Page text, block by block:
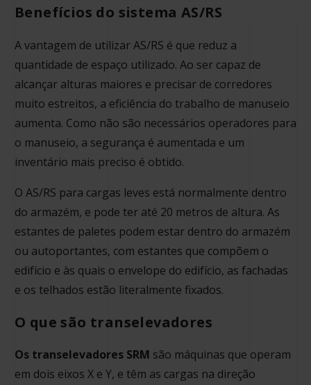
Benefícios do sistema AS/RS
A vantagem de utilizar AS/RS é que reduz a
quantidade de espaço utilizado. Ao ser capaz de
alcançar alturas maiores e precisar de corredores
muito estreitos, a eficiência do trabalho de manuseio
aumenta. Como não são necessários operadores para
o manuseio, a segurança é aumentada e um
inventário mais preciso é obtido.
O AS/RS para cargas leves está normalmente dentro
do armazém, e pode ter até 20 metros de altura. As
estantes de paletes podem estar dentro do armazém
ou autoportantes, com estantes que compõem o
edifício e às quais o envelope do edifício, as fachadas
e os telhados estão literalmente fixados.
O que são transelevadores
Os transelevadores SRM são máquinas que operam
em dois eixos X e Y, e têm as cargas na direção